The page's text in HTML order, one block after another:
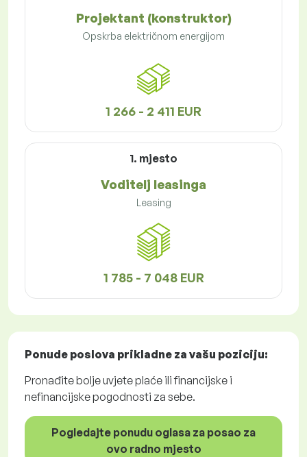
Projektant (konstruktor)
Opskrba električnom energijom
1 266 - 2 411 EUR
1. mjesto
Voditelj leasinga
Leasing
1 785 - 7 048 EUR
Ponude poslova prikladne za vašu poziciju:
Pronađite bolje uvjete plaće ili financijske i
nefinancijske pogodnosti za sebe.
Pogledajte ponudu oglasa za posao za
ovo radno mjesto